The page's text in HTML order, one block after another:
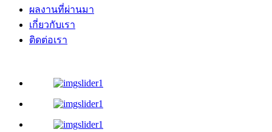
ผลงานที่ผ่านมา
เกี่ยวกับเรา
ติดต่อเรา